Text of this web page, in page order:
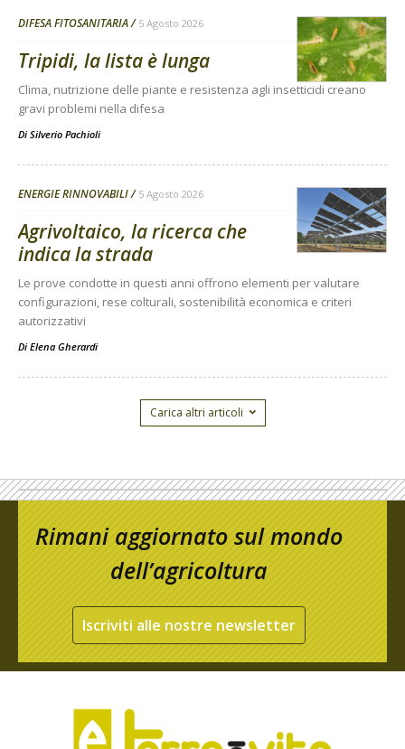
DIFESA FITOSANITARIA 5 Agosto 2026
Tripidi, la lista è lunga
Clima, nutrizione delle piante e resistenza agli insetticidi creano
gravi problemi nella difesa
Di Silverio Pachioli
ENERGIE RINNOVABILI 5 Agosto 2026
Agrivoltaico, la ricerca che
indica la strada
Le prove condotte in questi anni offrono elementi per valutare
configurazioni, rese colturali, sostenibilità economica e criteri
autorizzativi
Di Elena Gherardi
Carica altri articoli
Rimani aggiornato sul mondo
dell’agricoltura
Iscriviti alle nostre newsletter